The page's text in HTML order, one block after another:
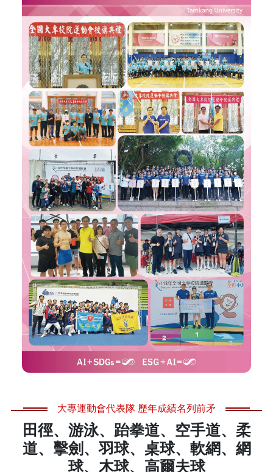
大專運動會代表隊 歷年成績名列前矛
田徑、游泳、跆拳道、空手道、柔
道、擊劍、羽球、桌球、軟網、網
球、木球、高爾夫球